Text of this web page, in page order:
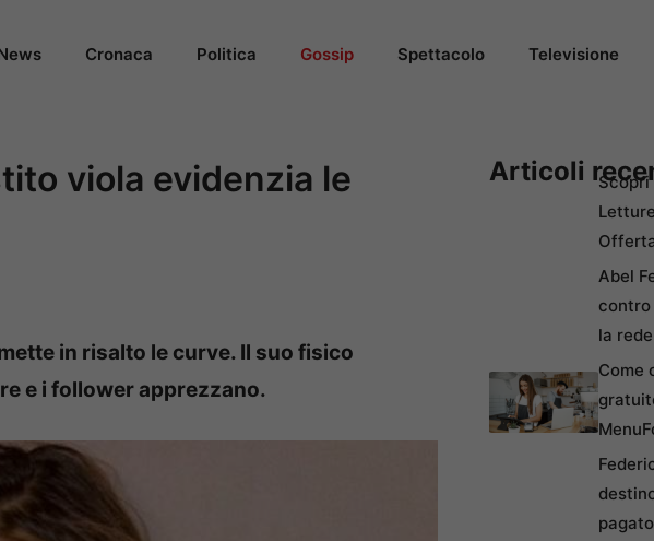
Cronaca Politica Gossip Spettacolo Televisione
viola evidenzia le
in risalto le curve. Il suo fisico
e i follower apprezzano.
Articoli
Scopri
Abel
contro
la
Come